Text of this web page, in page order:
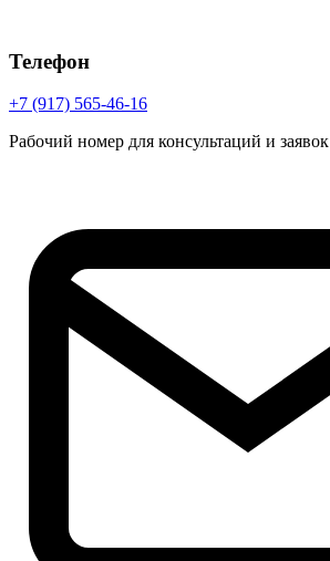
Телефон
+7 (917) 565-46-16
Рабочий номер для консультаций и заявок